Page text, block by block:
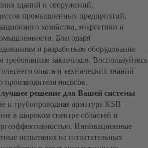
зданий и сооружений,
промышленных предприятий,
хозяйства, энергетики и
Благодаря
и разработкам оборудование
требованиям заказчиков. Воспользуйтесь
опыта и технических знаний
производителя насосов.
лучшее решение для Вашей системы
и трубопроводная арматура KSB
в широком спектре областей и
Инновационные
испытания на испытательных